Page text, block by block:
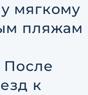
мягкому
пляжам
После
к